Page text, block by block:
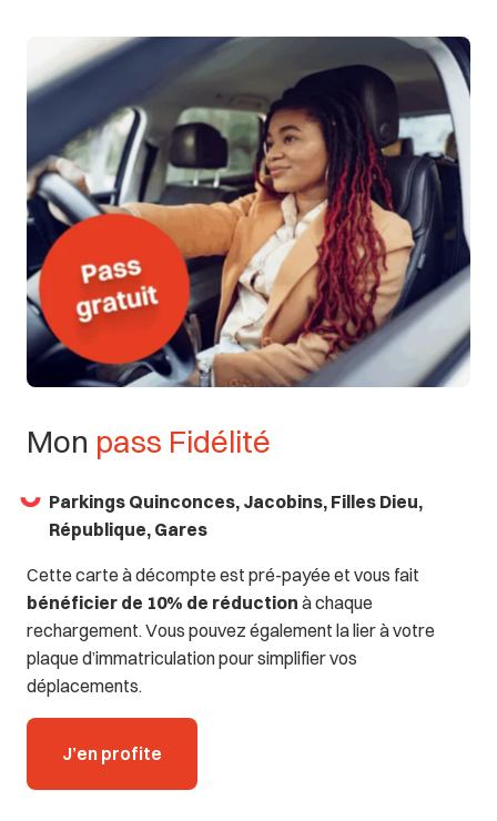
Mon pass Fidélité
Parkings Quinconces, Jacobins, Filles Dieu,
République, Gares
Cette carte à décompte est pré-payée et vous fait
bénéficier de 10% de réduction à chaque
rechargement. Vous pouvez également la lier à votre
plaque d’immatriculation pour simplifier vos
déplacements.
J’en profite